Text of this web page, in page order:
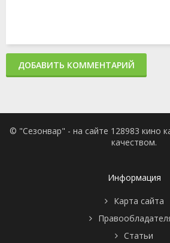
ДОБАВИТЬ КОММЕНТАРИЙ
© "Сезонвар" - на сайте 128983 кино
качеством.
Информация
Карта сайта
Статьи